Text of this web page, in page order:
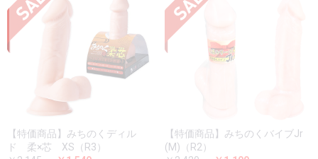
【特価商品】みちのくディル
ド 柔×芯 XS（R3）
【特価商品】みちのくバイブJr
(M)（R2）